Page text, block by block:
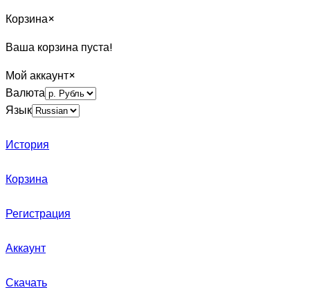
Корзина×
Ваша корзина пуста!
Мой аккаунт×
Валюта
Язык
История
Корзина
Регистрация
Аккаунт
Скачать